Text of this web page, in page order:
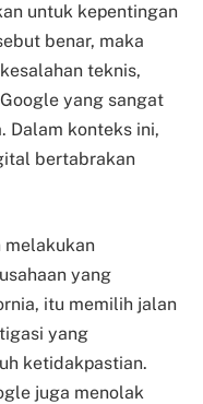
untuk kepentingan
benar, maka
teknis,
yang sangat
Dalam konteks ini,
bertabrakan
melakukan
yang
itu memilih jalan
yang
ketidakpastian.
juga menolak